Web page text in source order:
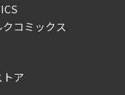
クコミックス
トア